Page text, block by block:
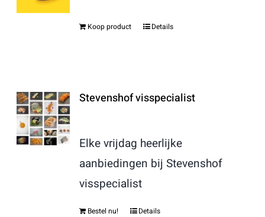
Koop product Details
Stevenshof visspecialist
Elke vrijdag heerlijke
aanbiedingen bij Stevenshof
visspecialist
Bestel nu! Details